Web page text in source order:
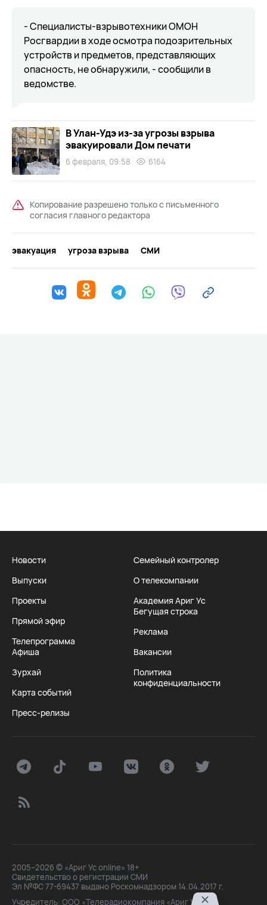
- Специалисты-взрывотехники ОМОН
Росгвардии в ходе осмотра подозрительных
устройств и предметов, представляющих
опасность, не обнаружили, - сообщили в
ведомстве.
В Улан-Удэ из-за угрозы взрыва
эвакуировали Дом печати
6 февраля, 09:58 6164
Копирование разрешено только с письменного
согласия главного редактора
эвакуация угроза взрыва СМИ
Новости
Выпуски
Проекты
Прямой эфир
Телепрограмма
Афиша
Зурхай
Карта событий
Пресс-релизы
Семейный контролер
О телекомпании
Академия Ариг Ус
Бегущая строка
Реклама
Вакансии
Политика
конфиденциальности
2005–2026 © «Ариг Ус online» 18+
Свидетельство о регистрации СМИ
Эл №ФС 77-69437 выдано Роскомнадзором 14.04.2017 г.
Учредитель: ООО «Телерадиокомпания «Ариг Ус»,